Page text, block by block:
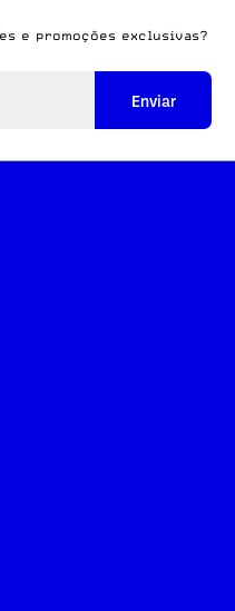
e promoções exclusivas?
Enviar